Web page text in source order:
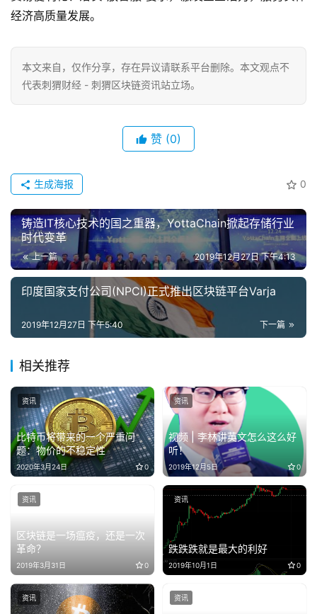
经济高质量发展。
本文来自 ，仅作分享，存在异议请联系平台删除。本文观点不
代表刺猬财经 - 刺猬区块链资讯站立场。
赞 (0)
0
生成海报
铸造IT核心技术的国之重器，YottaChain掀起存储行业
时代变革
上一篇 2019年12月27日 下午4:13
印度国家支付公司(NPCI)正式推出区块链平台Varja
下一篇
2019年12月27日 下午5:40
相关推荐
比特币将带来的一个严重问
题：物价的不稳定性
2020年3月24日 0
资讯
视频 | 李林讲英文怎么这么好
听！
2019年12月5日 0
资讯
区块链是一场瘟疫，还是一次
革命？
2019年3月31日 0
资讯
跌跌跌就是最大的利好
2019年10月1日 0
资讯
资讯 资讯